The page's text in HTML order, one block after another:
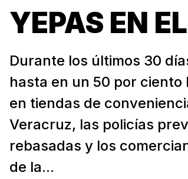
YEPAS EN
Durante los últimos 30
hasta en un 50 por ciento
en tiendas de
Veracruz, las policías
rebasadas y los
de la...